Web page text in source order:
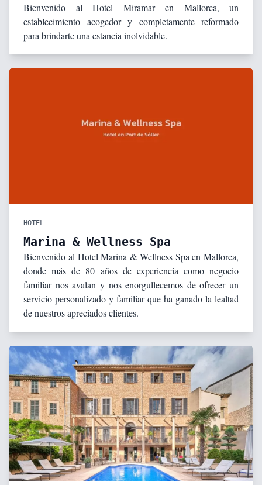
Bienvenido al Hotel Miramar en Mallorca, un
establecimiento acogedor y completamente reformado
para brindarte una estancia inolvidable.
HOTEL
Marina & Wellness Spa
Bienvenido al Hotel Marina & Wellness Spa en Mallorca,
donde más de 80 años de experiencia como negocio
familiar nos avalan y nos enorgullecemos de ofrecer un
servicio personalizado y familiar que ha ganado la lealtad
de nuestros apreciados clientes.